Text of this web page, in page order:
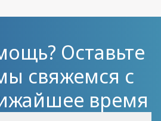
Оставьте
свяжемся с
время